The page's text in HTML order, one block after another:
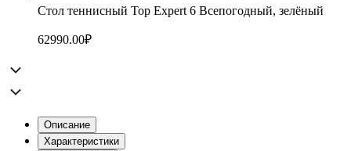
Стол теннисный Top Expert 6 Всепогодный, зелёный
62990.00₽
Описание
Характеристики